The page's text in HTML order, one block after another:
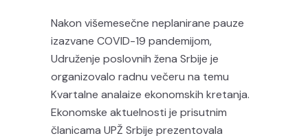
Nakon višemesečne neplanirane pauze
izazvane COVID-19 pandemijom,
Udruženje poslovnih žena Srbije je
organizovalo radnu večeru na temu
Kvartalne analaize ekonomskih kretanja.
Ekonomske aktuelnosti je prisutnim
članicama UPŽ Srbije prezentovala